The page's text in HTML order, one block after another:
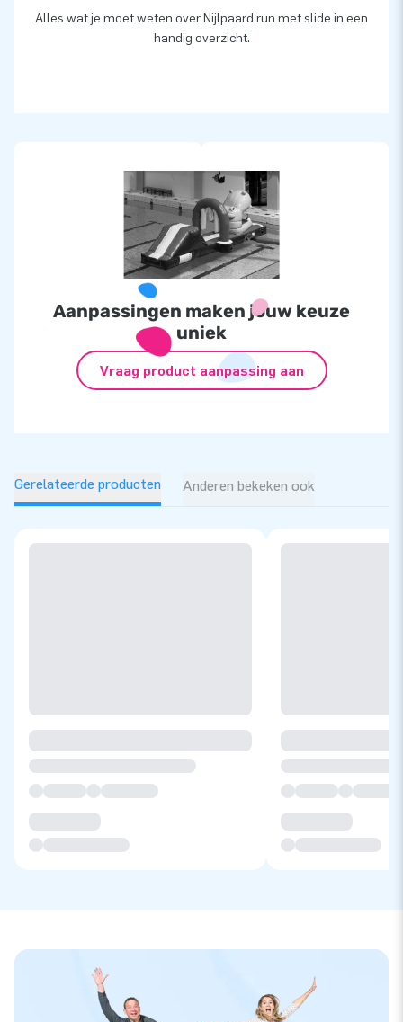
Alles wat je moet weten over Nijlpaard run met slide in een
handig overzicht.
Aanpassingen maken jouw keuze
uniek
Vraag product aanpassing aan
Gerelateerde producten Anderen bekeken ook